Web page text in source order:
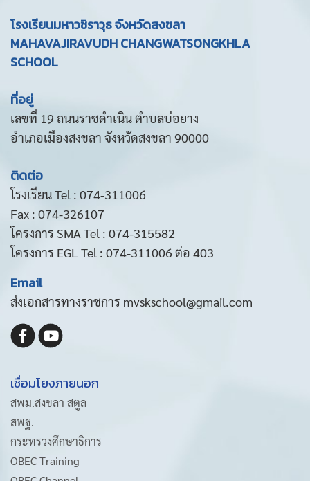
โรงเรียนมหาวชิราวุธ จังหวัดสงขลา
MAHAVAJIRAVUDH CHANGWATSONGKHLA
SCHOOL
ที่อยู่
เลขที่ 19 ถนนราชดำเนิน ตำบลบ่อยาง
อำเภอเมืองสงขลา จังหวัดสงขลา 90000
ติดต่อ
โรงเรียน Tel : 074-311006
Fax : 074-326107
โครงการ SMA Tel : 074-315582
โครงการ EGL Tel : 074-311006 ต่อ 403
Email
ส่งเอกสารทางราชการ mvskschool@gmail.com
เชื่อมโยงภายนอก
สพม.สงขลา สตูล
สพฐ.
กระทรวงศึกษาธิการ
OBEC Training